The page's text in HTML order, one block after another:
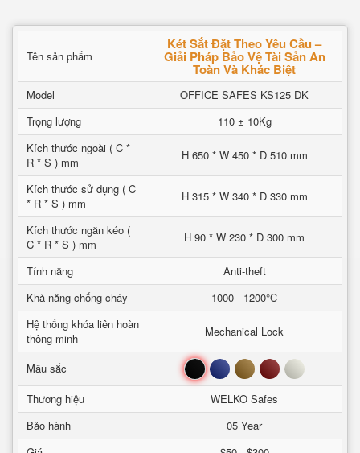
Tên sản phẩm
Két Sắt Đặt Theo Yêu Cầu –
Giải Pháp Bảo Vệ Tài Sản An
Toàn Và Khác Biệt
Model
OFFICE SAFES KS125 DK
Trọng lượng
110 ± 10Kg
Kích thước ngoài ( C *
R * S ) mm
H 650 * W 450 * D 510 mm
Kích thước sử dụng ( C
* R * S ) mm
H 315 * W 340 * D 330 mm
Kích thước ngăn kéo (
C * R * S ) mm
H 90 * W 230 * D 300 mm
Tính năng
Anti-theft
Khả năng chống cháy
1000 - 1200°C
Hệ thống khóa liên hoàn
thông minh
Mechanical Lock
Mầu sắc Đen Xanh Nâu Đỏ Trắng
Thương hiệu
WELKO Safes
Bảo hành
05 Year